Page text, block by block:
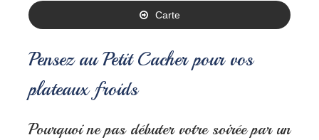
Carte
Pensez au Petit Cacher pour vos
plateaux froids
Pourquoi ne pas débuter votre soirée par un